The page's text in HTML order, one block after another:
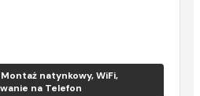
natynkowy, WiFi,
na Telefon